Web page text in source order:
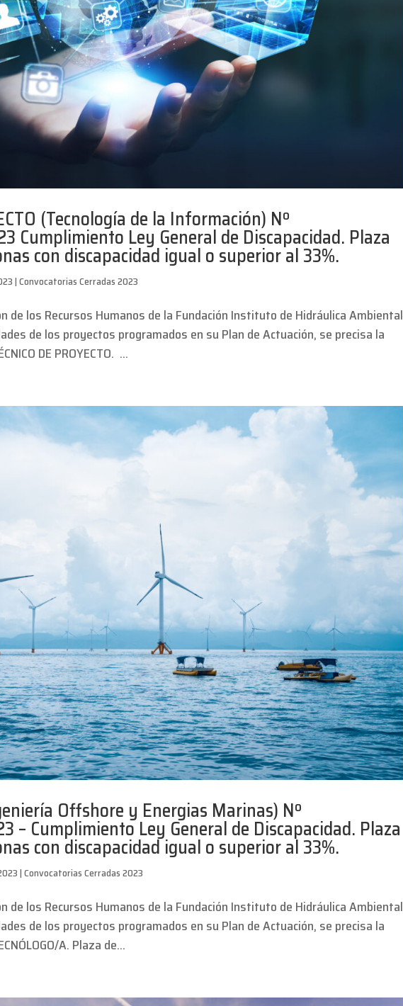
(Tecnología de la Información) Nº
Cumplimiento Ley General de Discapacidad. Plaza
con discapacidad igual o superior al 33%.
|Convocatorias Cerradas 2023
de los Recursos Humanos de la Fundación Instituto de Hidráulica Ambiental
de los proyectos programados en su Plan de Actuación, se precisa la
DE PROYECTO. ...
Offshore y Energias Marinas) Nº
– Cumplimiento Ley General de Discapacidad. Plaza
con discapacidad igual o superior al 33%.
|Convocatorias Cerradas 2023
de los Recursos Humanos de la Fundación Instituto de Hidráulica Ambiental
de los proyectos programados en su Plan de Actuación, se precisa la
A. Plaza de...